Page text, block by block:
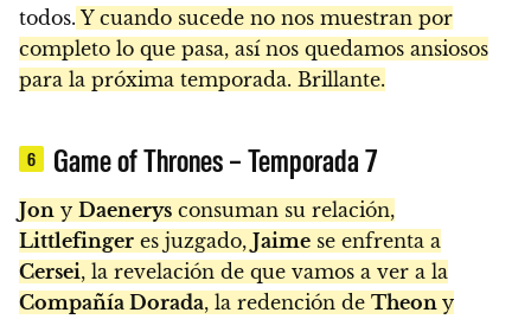
todos. Y cuando sucede no nos muestran por
completo lo que pasa, así nos quedamos ansiosos
para la próxima temporada. Brillante.
6 Game of Thrones – Temporada 7
Jon y Daenerys consuman su relación,
Littlefinger es juzgado, Jaime se enfrenta a
Cersei, la revelación de que vamos a ver a la
Compañía Dorada, la redención de Theon y